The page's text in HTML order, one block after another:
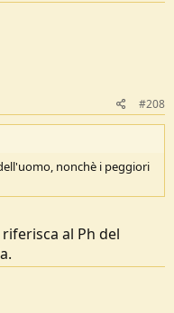
#208
nonchè i peggiori
al Ph del